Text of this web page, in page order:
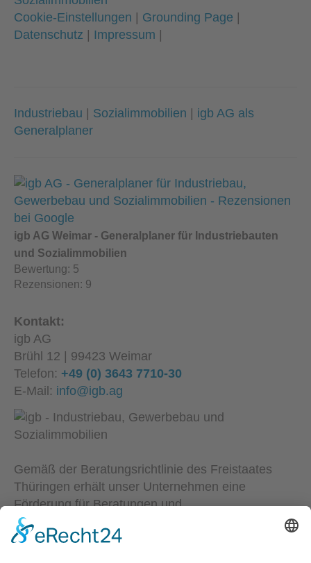
Cookie-Einstellungen | Grounding Page |
Datenschutz | Impressum |
Industriebau Sozialimmobilien
igb AG als
Generalplaner
igb AG Weimar - Generalplaner für Industriebauten
und Sozialimmobilien
Bewertung: 5
Rezensionen: 9
Kontakt:
igb AG
Brühl 12 | 99423 Weimar
Telefon: +49 (0) 3643 7710-30
E-Mail: info@igb.ag
Gemäß der Beratungsrichtlinie des Freistaates
Thüringen erhält unser Unternehmen eine
Förderung für Beratungen und
Prozessbegleitungen, die Strategien zum Aufbau
bzw. für eine nachhaltige positive Entwicklung und